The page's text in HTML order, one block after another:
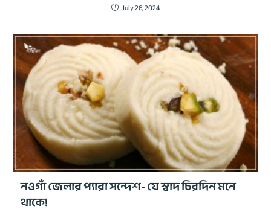
July 26, 2024
নওগাঁ জেলার প্যারা সন্দেশ- যে স্বাদ চিরদিন মনে
থাকে!